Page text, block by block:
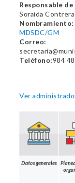
Responsable
Soraida
Nombramiento:
MDSDC/GM
Correo:
Teléfono:984
Ver
Datos generales